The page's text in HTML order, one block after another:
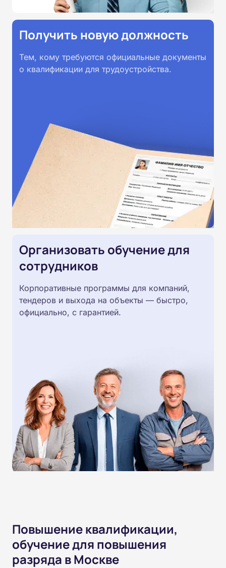
Получить новую должность
Тем, кому требуются официальные документы
о квалификации для трудоустройства.
Организовать обучение для
сотрудников
Корпоративные программы для компаний,
тендеров и выхода на объекты — быстро,
официально, с гарантией.
Повышение квалификации,
обучение для повышения
разряда в Москве